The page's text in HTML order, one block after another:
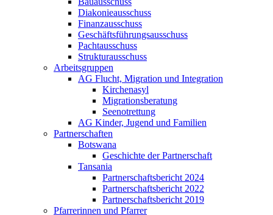
Diakonieausschuss
Finanzausschuss
Geschäftsführungsausschuss
Pachtausschuss
Strukturausschuss
Arbeitsgruppen
AG Flucht, Migration und Integration
Kirchenasyl
Migrationsberatung
Seenotrettung
AG Kinder, Jugend und Familien
Partnerschaften
Botswana
Geschichte der Partnerschaft
Tansania
Partnerschaftsbericht 2024
Partnerschaftsbericht 2022
Partnerschaftsbericht 2019
Pfarrerinnen und Pfarrer